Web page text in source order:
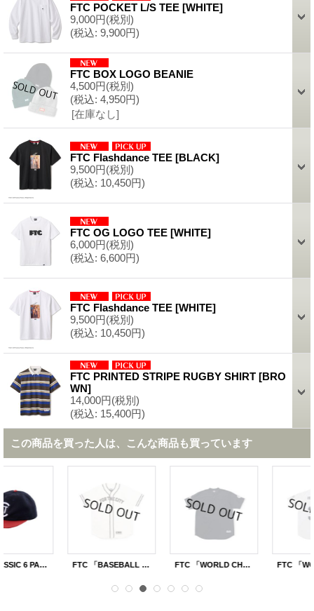
FTC POCKET L/S TEE [WHITE]
9,000円(税別)
(税込: 9,900円)
FTC BOX LOGO BEANIE
4,500円(税別)
(税込: 4,950円)
[在庫なし]
FTC Flashdance TEE [BLACK]
9,500円(税別)
(税込: 10,450円)
FTC OG LOGO TEE [WHITE]
6,000円(税別)
(税込: 6,600円)
FTC Flashdance TEE [WHITE]
9,500円(税別)
(税込: 10,450円)
FTC PRINTED STRIPE RUGBY SHIRT [BRO
WN]
14,000円(税別)
(税込: 15,400円)
この商品を買った人は、こんな商品も買っています
MESH JERSEY」 FTC 「WORLD CHAMPION MESH JERSEY」 FTC CLASSIC LOGO 6 PANEL FTC 92-94 SOCCER JERSEY